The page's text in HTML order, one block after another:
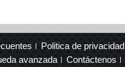
Politica de privacidad
avanzada Contáctenos